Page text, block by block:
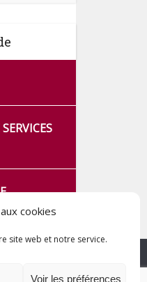
cookies
site web et notre service.
Voir les préférences